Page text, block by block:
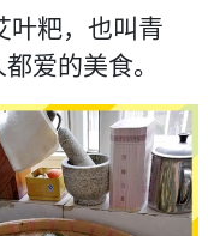
粑，也叫青
爱的美食。